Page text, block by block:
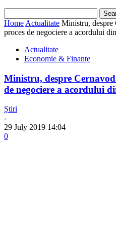
Home Actualitate Ministru, despre
proces de negociere a acordului
Actualitate
Economie & Finanțe
Ministru, despre
de negociere a acordului
Știri
-
29 July 2019 14:04
0